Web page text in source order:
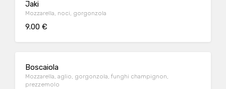
Jaki
Mozzarella, noci, gorgonzola
9.00 €
Boscaiola
Mozzarella, aglio, gorgonzola, funghi champignon,
prezzemolo